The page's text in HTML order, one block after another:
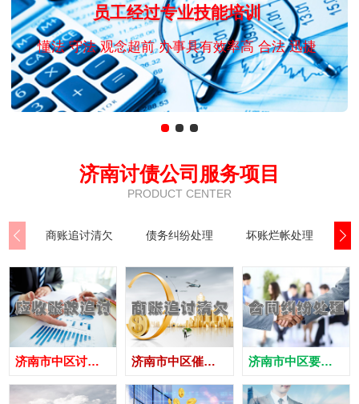
员工经过专业技能培训
懂法 守法 观念超前 办事具有效率高 合法 迅捷
济南讨债公司服务项目
PRODUCT CENTER
商账追讨清欠 债务纠纷处理 坏账烂帐处理
济南市中区讨债公司 济南市中区催债公司 济南市中区要账公司